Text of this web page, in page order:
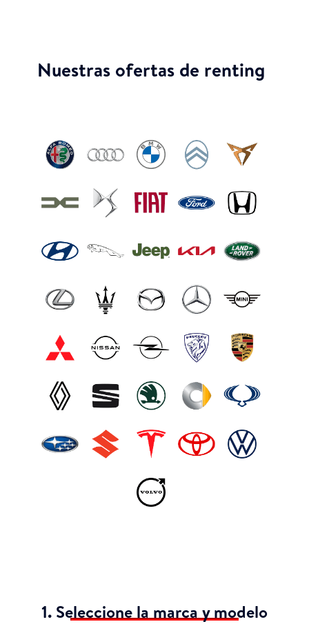
Nuestras ofertas de renting
1. Seleccione la marca y modelo